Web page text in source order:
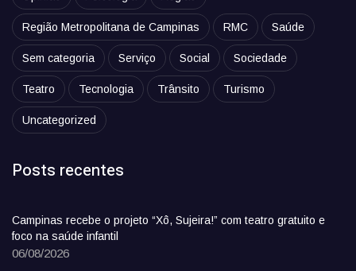
Região Metropolitana de Campinas RMC Saúde
Sem categoria Serviço Social Sociedade
Teatro Tecnologia Trânsito Turismo
Uncategorized
Posts recentes
Campinas recebe o projeto “Xô, Sujeira!” com teatro gratuito e
foco na saúde infantil
06/08/2026